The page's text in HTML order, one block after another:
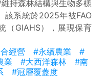
持森林結構與生物多樣
該系統於2025年被FAO
（GIAHS），展現保育
經營 #永續農業
#
業 #大西洋森林
#南
#冠層覆蓋度